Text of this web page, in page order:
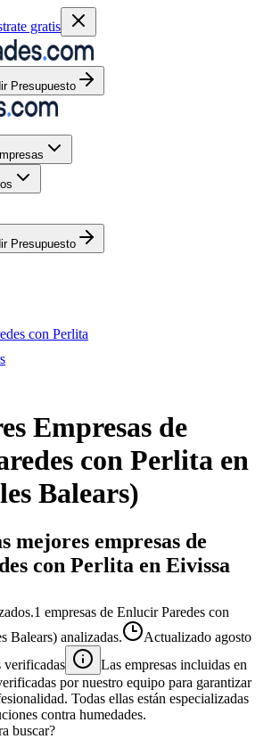
gratis
Presupuesto
Presupuesto
con Perlita
Empresas de
con Perlita en
Balears)
mejores empresas de
con Perlita en Eivissa
1 empresas de Enlucir Paredes con
Balears) analizadas.
Actualizado agosto
verificadas
Las empresas incluidas en
por nuestro equipo para garantizar
Todas ellas están especializadas
contra humedades.
buscar?